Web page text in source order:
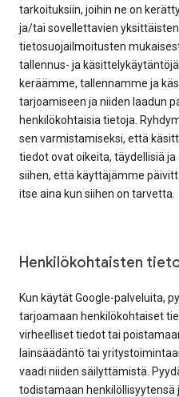
tarkoituksiin, joihin ne on
ja/tai sovellettavien
tietosuojailmoitusten
tallennus- ja
keräämme, tallennamme ja
tarjoamiseen ja niiden laadun
henkilökohtaisia tietoja.
sen varmistamiseksi, että
tiedot ovat oikeita, täydellisiä
siihen, että käyttäjämme
itse aina kun siihen on tarvetta.
Henkilökohtaisten
Kun käytät Google-palveluita,
tarjoamaan henkilökohtaiset
virheelliset tiedot tai
lainsäädäntö tai
vaadi niiden säilyttämistä.
todistamaan